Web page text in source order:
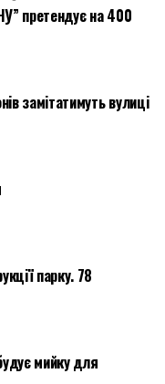
претендує на 400
замітатимуть вулиці
парку. 78
мийку для